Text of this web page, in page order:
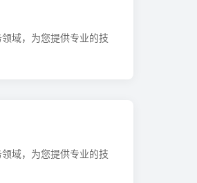
域，为您提供专业的技
域，为您提供专业的技